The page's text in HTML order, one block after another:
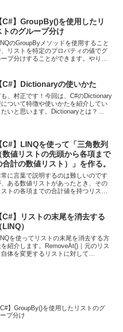
です。Colorインスタンスから、RGBの
情...
C#】GroupBy()を使用したリ
トのグループ分け
のGroupByメソッドを使用すること
リストを特定のプロパティの値でグ
ープ分けすることができます。やりた
ー（Category）価格（Pri...
C#】Dictionaryの使いかた
も、村正です！今回は、C#のDictionary
ついて特徴や使いかたを紹介してい
たいと思います。Dictionaryとは？
C#】LINQを使って「三角数列
数値リストの先頭から各項まで
合計の数値リスト）」を作る。
に言葉で説明するのは難しいのです
ある数値リストがあったとき、その
ストの各項までの合計値を持つリスト
以下の通りです。List<int> {1 ,2 ,3 ,4...
C#】リストの末尾を消去する
LINQ）
を使ってリストの末尾を消去する方
紹介します。RemoveAt()｜元のリス
自体を変更するリストに対して
C#】GroupBy()を使用したリストのグ
プ分け